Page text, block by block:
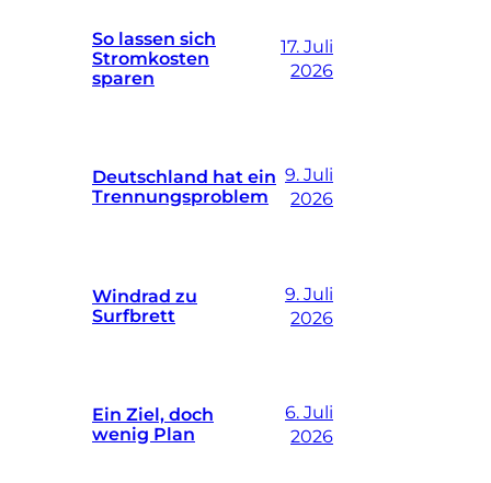
So lassen sich
Stromkosten
sparen
17. Juli
2026
Deutschland hat ein
Trennungsproblem
9. Juli
2026
Windrad zu
Surfbrett
9. Juli
2026
Ein Ziel, doch
wenig Plan
6. Juli
2026